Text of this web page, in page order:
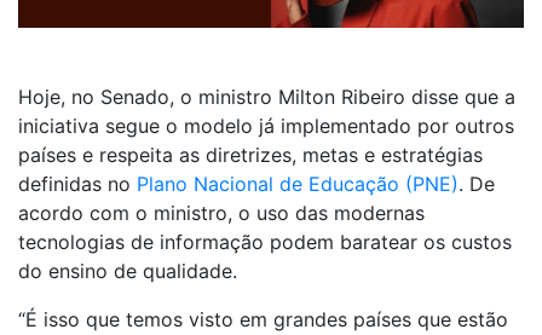
Hoje, no Senado, o ministro Milton Ribeiro disse que a
iniciativa segue o modelo já implementado por outros
países e respeita as diretrizes, metas e estratégias
definidas no Plano Nacional de Educação (PNE). De
acordo com o ministro, o uso das modernas
tecnologias de informação podem baratear os custos
do ensino de qualidade.
“É isso que temos visto em grandes países que estão